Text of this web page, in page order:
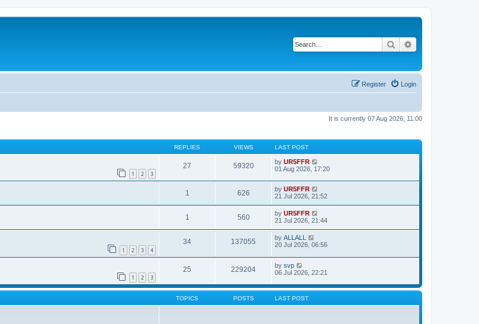
Search
Login
Register
It is currently 07 Aug 2026, 11:00
REPLIES VIEWS LAST POST
1 2 3
27 59320 by UR5FFR
01 Aug 2026, 17:20
1 626 by UR5FFR
21 Jul 2026, 21:52
1 560 by UR5FFR
21 Jul 2026, 21:44
1 2 3 4
34 137055 by ALLALL
20 Jul 2026, 06:56
1 2 3
25 229204 by svp
06 Jul 2026, 22:21
TOPICS POSTS LAST POST